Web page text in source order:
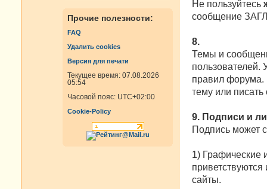
Прочие полезности:
FAQ
Удалить cookies
Версия для печати
Текущее время: 07.08.2026
05:54
Часовой пояс: UTC+02:00
Cookie-Policy
Не пользуйтесь
сообщение
8.
Темы и
правил форума.
тему или
9. Подписи и
Подпись может
1) Графические
приветствуются
сайты.